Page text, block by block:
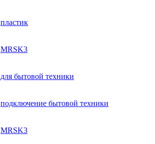
пластик
MRSK3
для бытовой техники
подключение бытовой техники
MRSK3